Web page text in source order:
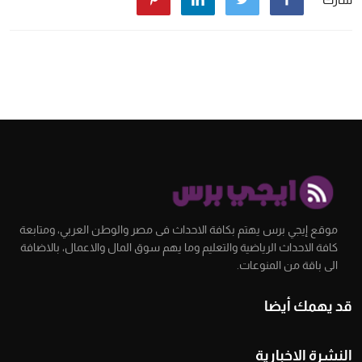
موقع إيجي برس يهتم بكافة الاحداث فى مصر والوطن العربي، ومتابعة
كافة الاحداث الرياضية والتعليم وما يهم سوق المال والاعمال، بالاضافة
الى باقة من المنوعات.
قد يهمك أيضا
النشرة الإخبارية